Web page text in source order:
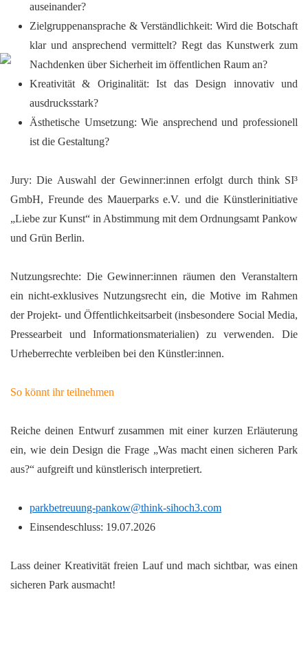
auseinander?
Zielgruppenansprache & Verständlichkeit: Wird die Botschaft
klar und ansprechend vermittelt? Regt das Kunstwerk zum
Nachdenken über Sicherheit im öffentlichen Raum an?
Kreativität & Originalität: Ist das Design innovativ und
ausdrucksstark?
Ästhetische Umsetzung: Wie ansprechend und professionell
ist die Gestaltung?
Jury: Die Auswahl der Gewinner:innen erfolgt durch think SI³
GmbH, Freunde des Mauerparks e.V. und die Künstlerinitiative
„Liebe zur Kunst“ in Abstimmung mit dem Ordnungsamt Pankow
und Grün Berlin.
Nutzungsrechte: Die Gewinner:innen räumen den Veranstaltern
ein nicht-exklusives Nutzungsrecht ein, die Motive im Rahmen
der Projekt- und Öffentlichkeitsarbeit (insbesondere Social Media,
Pressearbeit und Informationsmaterialien) zu verwenden. Die
Urheberrechte verbleiben bei den Künstler:innen.
So könnt ihr teilnehmen
Reiche deinen Entwurf zusammen mit einer kurzen Erläuterung
ein, wie dein Design die Frage „Was macht einen sicheren Park
aus?“ aufgreift und künstlerisch interpretiert.
parkbetreuung-pankow@think-sihoch3.com
Einsendeschluss: 19.07.2026
Lass deiner Kreativität freien Lauf und mach sichtbar, was einen
sicheren Park ausmacht!